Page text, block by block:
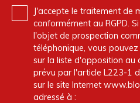
J'accepte le traitement de
conformément au RGPD.
l'objet de prospection
téléphonique, vous
sur la liste d'opposition au
prévu par l'article L223-1
sur le site Internet
adressé à :